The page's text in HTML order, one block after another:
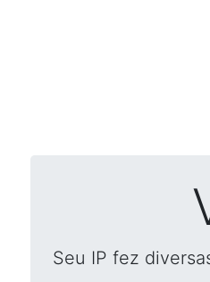
Seu IP fez